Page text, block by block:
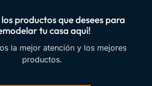
los productos que desees para
tu casa aquí!
la mejor atención y los mejores
productos.